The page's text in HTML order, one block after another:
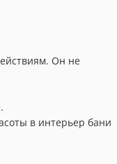
Он не
в интерьер бани